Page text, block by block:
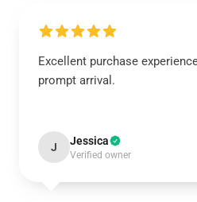
Excellent purchase
prompt arrival.
J Jessica
Verified owner